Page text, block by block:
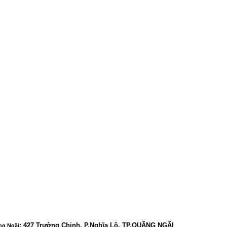
Ngãi: 427 Trường Chinh, P.Nghĩa Lộ, TP.QUÃNG NGÃI